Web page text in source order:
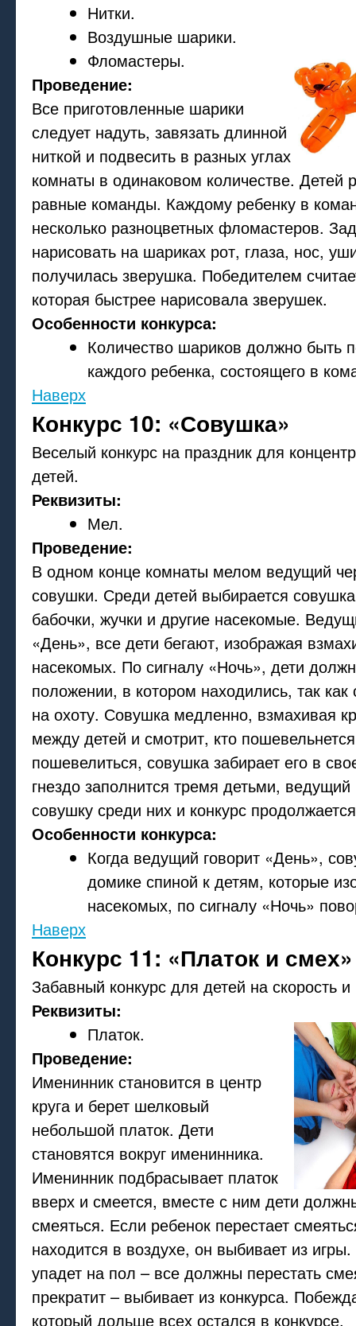
Нитки.
Воздушные шарики.
Фломастеры.
Проведение:
Все приготовленные шарики
следует надуть, завязать длинной
ниткой и подвесить в разных углах
комнаты в одинаковом количестве. Детей
равные команды. Каждому ребенку в
несколько разноцветных фломастеров.
нарисовать на шариках рот, глаза, нос,
получилась зверушка. Победителем
которая быстрее нарисовала зверушек.
Особенности конкурса:
Количество шариков должно быть
каждого ребенка, состоящего в
Наверх
Конкурс 10: «Совушка»
Веселый конкурс на праздник для
детей.
Реквизиты:
Мел.
Проведение:
В одном конце комнаты мелом ведущий
совушки. Среди детей выбирается
бабочки, жучки и другие насекомые.
«День», все дети бегают, изображая
насекомых. По сигналу «Ночь», дети
положении, в котором находились, так
на охоту. Совушка медленно, взмахивая
между детей и смотрит, кто
пошевелиться, совушка забирает его в
гнездо заполнится тремя детьми,
совушку среди них и конкурс
Особенности конкурса:
Когда ведущий говорит «День»,
домике спиной к детям, которые
насекомых, по сигналу «Ночь»
Наверх
Конкурс 11: «Платок и смех»
Забавный конкурс для детей на скорость
Реквизиты:
Платок.
Проведение:
Именинник становится в центр
круга и берет шелковый
небольшой платок. Дети
становятся вокруг именинника.
Именинник подбрасывает платок
вверх и смеется, вместе с ним дети
смеяться. Если ребенок перестает
находится в воздухе, он выбивает из игры.
упадет на пол – все должны перестать
прекратит – выбивает из конкурса.
который дольше всех остался в конкурсе.